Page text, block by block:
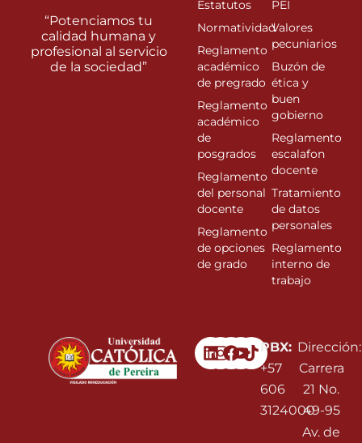
Linkedin
Instagram
Facebook
Youtube
PBX:
+57
606
3124000
Dirección:
Carrera
21 No.
49-95
Av. de
“Potenciamos tu
calidad humana y
profesional al servicio
de la sociedad”
Estatutos
Normatividad
Reglamento
académico
de pregrado
Reglamento
académico
de
posgrados
Reglamento
del personal
docente
Reglamento
de opciones
de grado
PEI
Valores
pecuniarios
Buzón de
ética y
buen
gobierno
Reglamento
escalafon
docente
Tratamiento
de datos
personales
Reglamento
interno de
trabajo